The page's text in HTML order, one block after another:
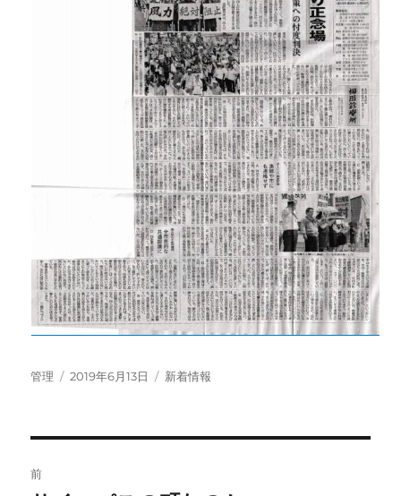
投
管理
投
2019年6月13日
カ
新着情報
前